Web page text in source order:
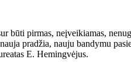
būti pirmas, neįveikiamas,
pradžia, nauju bandymu
E. Hemingvėjus.